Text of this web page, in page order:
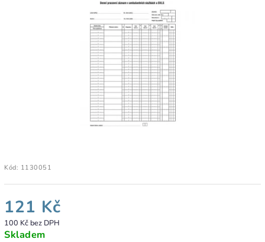
Kód: 1130051
121 Kč
100 Kč bez DPH
Skladem